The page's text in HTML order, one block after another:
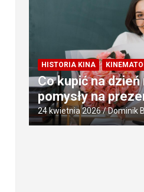
HISTORIA KINA
Co kupić na
pomysły na
24 kwietnia 2026 Dominik